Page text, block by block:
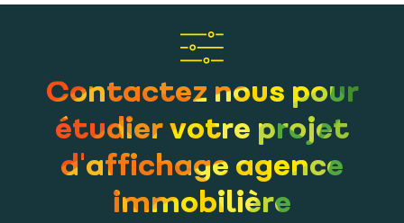
Contactez nous pour
étudier votre projet
d'affichage agence
immobilière